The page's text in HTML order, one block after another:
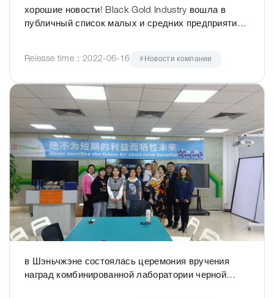
хорошие новости! Black Gold Industry вошла в
публичный список малых и средних предприятий
Release time：2022-06-16 #Новости компании
в Шэньчжэне состоялась церемония вручения
наград комбинированной лаборатории черной